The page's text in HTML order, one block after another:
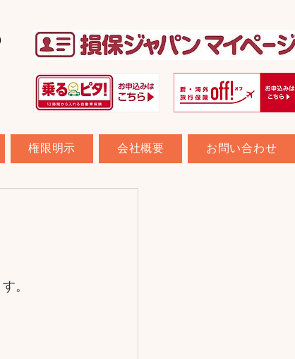
権限明示 会社概要 お問い合わせ
。